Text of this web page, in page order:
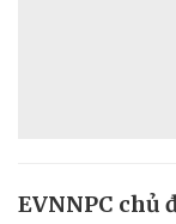
EVNNPC chủ